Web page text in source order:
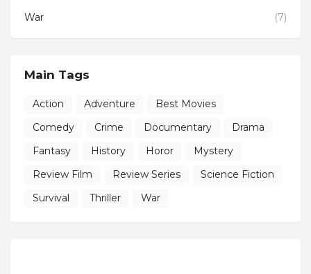
War
(7)
Main Tags
Action Adventure
Best Movies
Comedy
Crime Documentary
Drama
Fantasy
History Horor
Mystery
Review Film
Review Series
Science Fiction
Survival
Thriller War